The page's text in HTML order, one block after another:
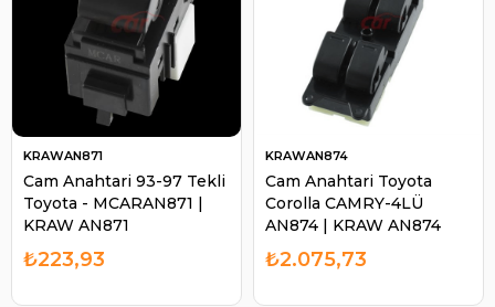
Cam Anahtari 93-97 Tekli
Toyota - MCARAN871 |
KRAW AN871
KRAWAN871
₺223,93
Cam Anahtari Toyota
Corolla CAMRY-4LÜ
AN874 | KRAW AN874
KRAWAN874
₺2.075,73